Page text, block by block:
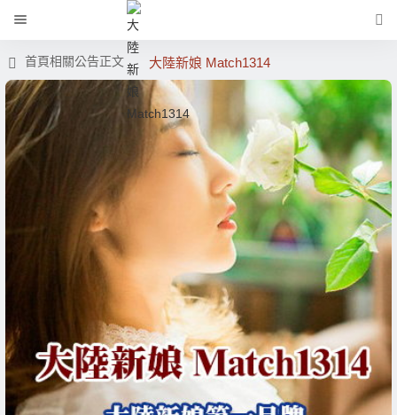
大陸新娘 Match1314
首頁相關公告正文